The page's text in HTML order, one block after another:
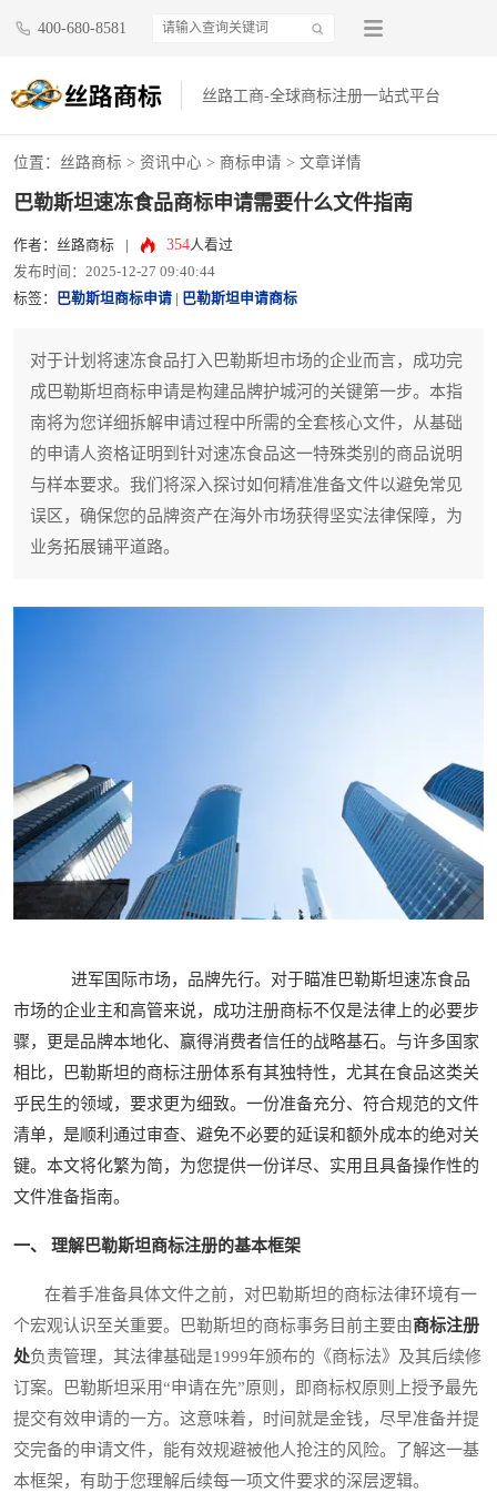
400-680-8581
丝路工商-全球商标注册一站式平台
位置： 丝路商标 > 资讯中心 > 商标申请 > 文章详情
巴勒斯坦速冻食品商标申请需要什么文件指南
作者：丝路商标 354人看过
发布时间：2025-12-27 09:40:44
标签：
巴勒斯坦商标申请 巴勒斯坦申请商标
对于计划将速冻食品打入巴勒斯坦市场的企业而言，成功完
成巴勒斯坦商标申请是构建品牌护城河的关键第一步。本指
南将为您详细拆解申请过程中所需的全套核心文件，从基础
的申请人资格证明到针对速冻食品这一特殊类别的商品说明
与样本要求。我们将深入探讨如何精准准备文件以避免常见
误区，确保您的品牌资产在海外市场获得坚实法律保障，为
业务拓展铺平道路。
进军国际市场，品牌先行。对于瞄准巴勒斯坦速冻食品
市场的企业主和高管来说，成功注册商标不仅是法律上的必要步
骤，更是品牌本地化、赢得消费者信任的战略基石。与许多国家
相比，巴勒斯坦的商标注册体系有其独特性，尤其在食品这类关
乎民生的领域，要求更为细致。一份准备充分、符合规范的文件
清单，是顺利通过审查、避免不必要的延误和额外成本的绝对关
键。本文将化繁为简，为您提供一份详尽、实用且具备操作性的
文件准备指南。
一、 理解巴勒斯坦商标注册的基本框架
在着手准备具体文件之前，对巴勒斯坦的商标法律环境有一
个宏观认识至关重要。巴勒斯坦的商标事务目前主要由商标注册
处负责管理，其法律基础是1999年颁布的《商标法》及其后续修
订案。巴勒斯坦采用“申请在先”原则，即商标权原则上授予最先
提交有效申请的一方。这意味着，时间就是金钱，尽早准备并提
交完备的申请文件，能有效规避被他人抢注的风险。了解这一基
本框架，有助于您理解后续每一项文件要求的深层逻辑。